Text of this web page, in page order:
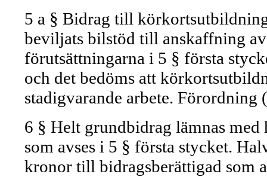
5 a § Bidrag till
beviljats bilstöd till anskaffning
förutsättningarna i 5 § första
och det bedöms att
stadigvarande arbete. Förordning
6 § Helt grundbidrag lämnas
som avses i 5 § första stycket.
kronor till bidragsberättigad som